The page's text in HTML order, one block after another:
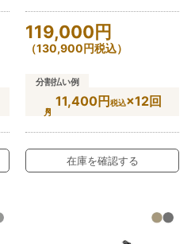
119,000円
（130,900円税込）
分割払い例
11,400円税込×12回
在庫を確認する